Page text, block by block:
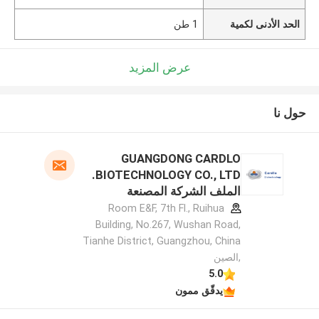
الحد الأدنى لكمية 1 طن
عرض المزيد
حول نا
GUANGDONG CARDLO
BIOTECHNOLOGY CO., LTD.
الملف الشركة المصنعة
Room E&F, 7th Fl., Ruihua
Building, No.267, Wushan Road,
Tianhe District, Guangzhou, China
,الصين
5.0
يدقّق ممون